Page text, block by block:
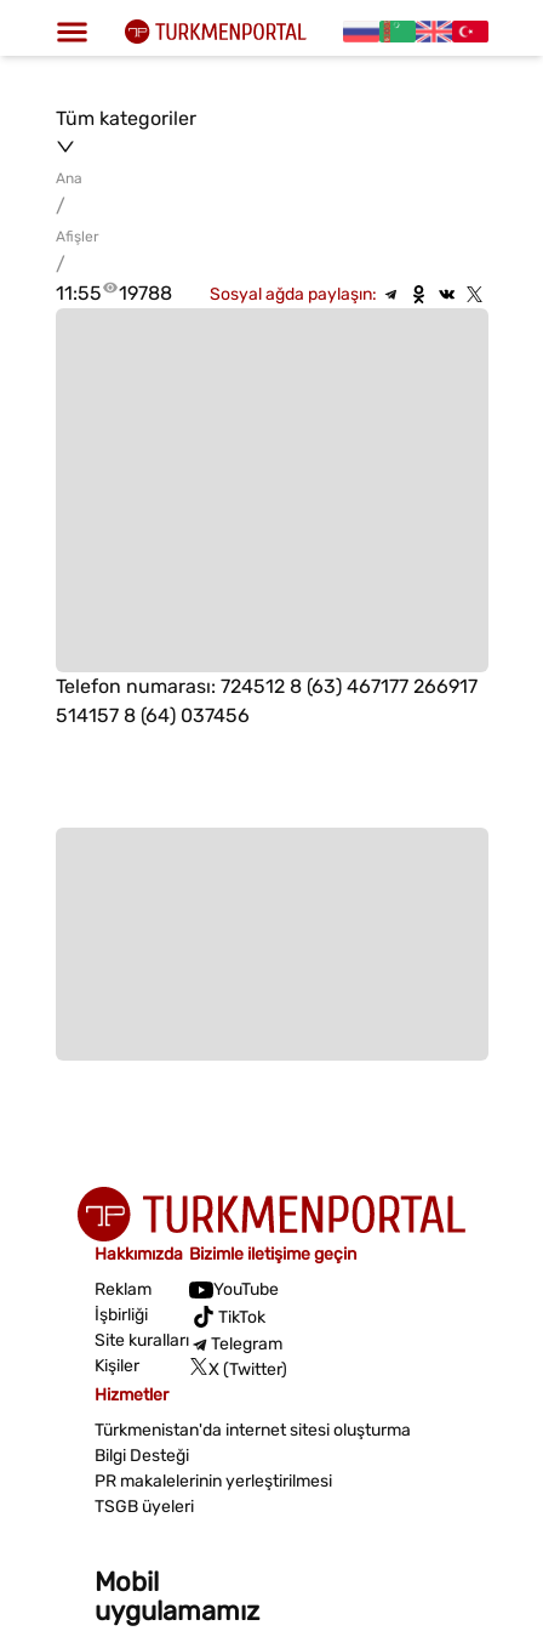
Tüm kategoriler
Ana
/
Afişler
/
11:55
19788 Sosyal ağda paylaşın:
Telefon numarası: 724512 8 (63) 467177 266917
514157 8 (64) 037456
Hakkımızda
Reklam
İşbirliği
Site kuralları
Kişiler
Bizimle iletişime geçin
YouTube
TikTok
Telegram
X (Twitter)
Hizmetler
Türkmenistan'da internet sitesi oluşturma
Bilgi Desteği
PR makalelerinin yerleştirilmesi
TSGB üyeleri
Mobil
uygulamamız